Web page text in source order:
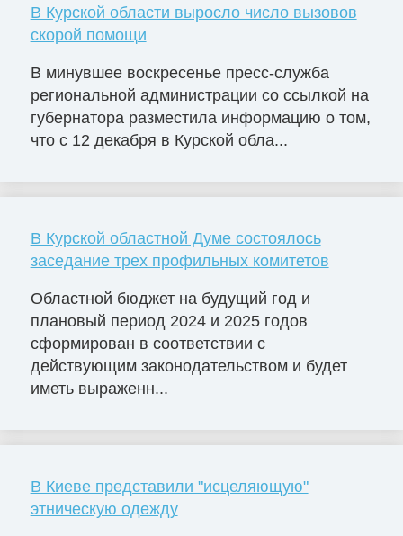
В Курской области выросло число вызовов
скорой помощи
В минувшее воскресенье пресс-служба
региональной администрации со ссылкой на
губернатора разместила информацию о том,
что с 12 декабря в Курской обла...
В Курской областной Думе состоялось
заседание трех профильных комитетов
Областной бюджет на будущий год и
плановый период 2024 и 2025 годов
сформирован в соответствии с
действующим законодательством и будет
иметь выраженн...
В Киеве представили "исцеляющую"
этническую одежду